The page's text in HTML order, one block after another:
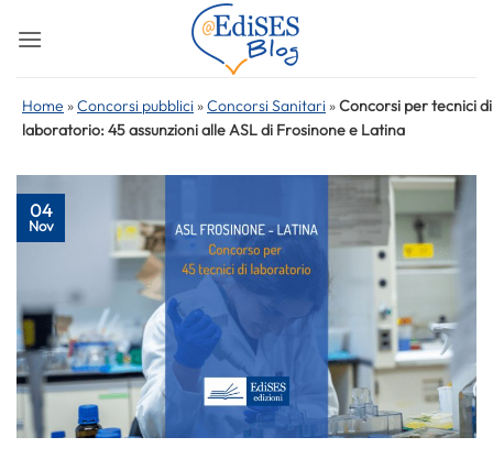
Home »Concorsi pubblici »Concorsi Sanitari »Concorsi per tecnici di
laboratorio: 45 assunzioni alle ASL di Frosinone e Latina
04
Nov